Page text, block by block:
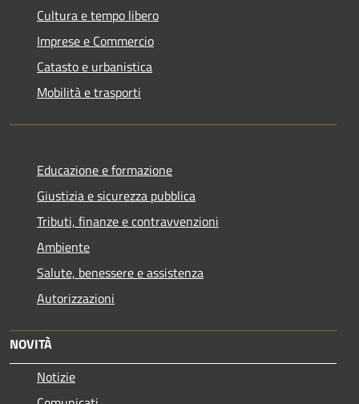
Cultura e tempo libero
Imprese e Commercio
Catasto e urbanistica
Mobilità e trasporti
Educazione e formazione
Giustizia e sicurezza pubblica
Tributi, finanze e contravvenzioni
Ambiente
Salute, benessere e assistenza
Autorizzazioni
NOVITÀ
Notizie